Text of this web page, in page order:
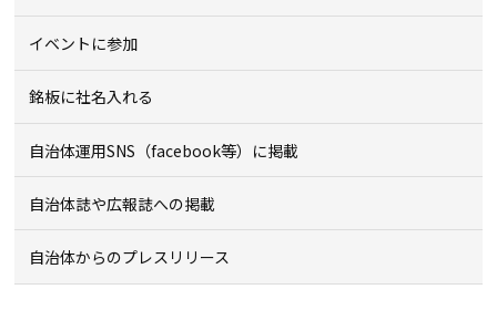
イベントに参加
銘板に社名入れる
自治体運用SNS（facebook等）に掲載
自治体誌や広報誌への掲載
自治体からのプレスリリース